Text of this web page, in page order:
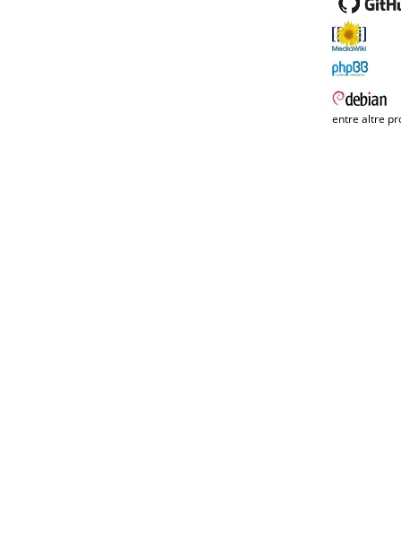
entre altre